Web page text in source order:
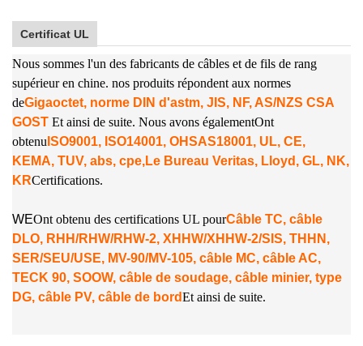
Certificat UL
Nous sommes l'un des fabricants de câbles et de fils de rang
supérieur en chine. nos produits répondent aux normes
deGigaoctet, norme DIN d'astm, JIS, NF, AS/NZS CSA
GOST Et ainsi de suite. Nous avons égalementOnt
obtenu ISO9001, ISO14001, OHSAS18001, UL, CE,
KEMA, TUV, abs, cpe,Le Bureau Veritas, Lloyd, GL, NK,
KRCertifications.
WEOnt obtenu des certifications UL pourCâble TC, câble
DLO, RHH/RHW/RHW-2, XHHW/XHHW-2/SIS, THHN,
SER/SEU/USE, MV-90/MV-105, câble MC, câble AC,
TECK 90, SOOW, câble de soudage, câble minier, type
DG, câble PV, câble de bordEt ainsi de suite.